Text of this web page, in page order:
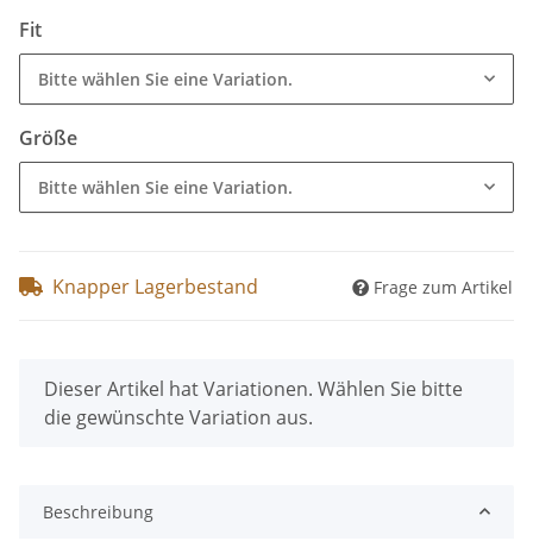
Fit
Bitte wählen Sie eine Variation.
Größe
Bitte wählen Sie eine Variation.
Knapper Lagerbestand Frage zum Artikel
x
Dieser Artikel hat Variationen. Wählen Sie bitte
die gewünschte Variation aus.
Beschreibung